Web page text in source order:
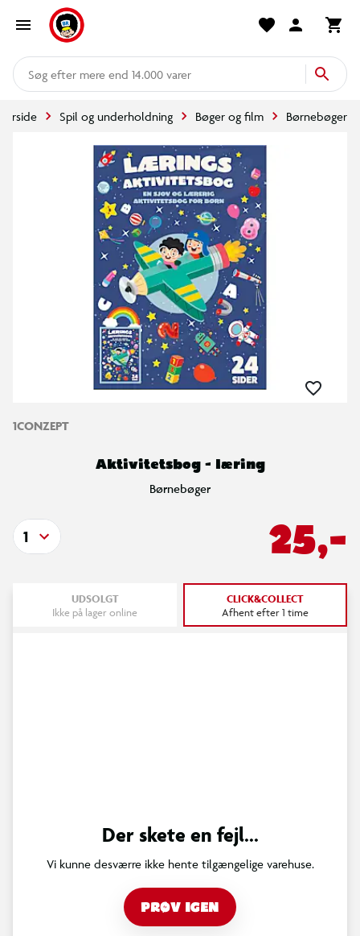
mere end 14.000 varer
Forside Spil og underholdning Bøger og film Børnebøger
1CONZEPT
Aktivitetsbog - læring
Børnebøger
25,-
1
UDSOLGT
Ikke på lager online
CLICK&COLLECT
Afhent efter 1 time
Der skete en fejl...
Vi kunne desværre ikke hente tilgængelige varehuse.
PRØV IGEN